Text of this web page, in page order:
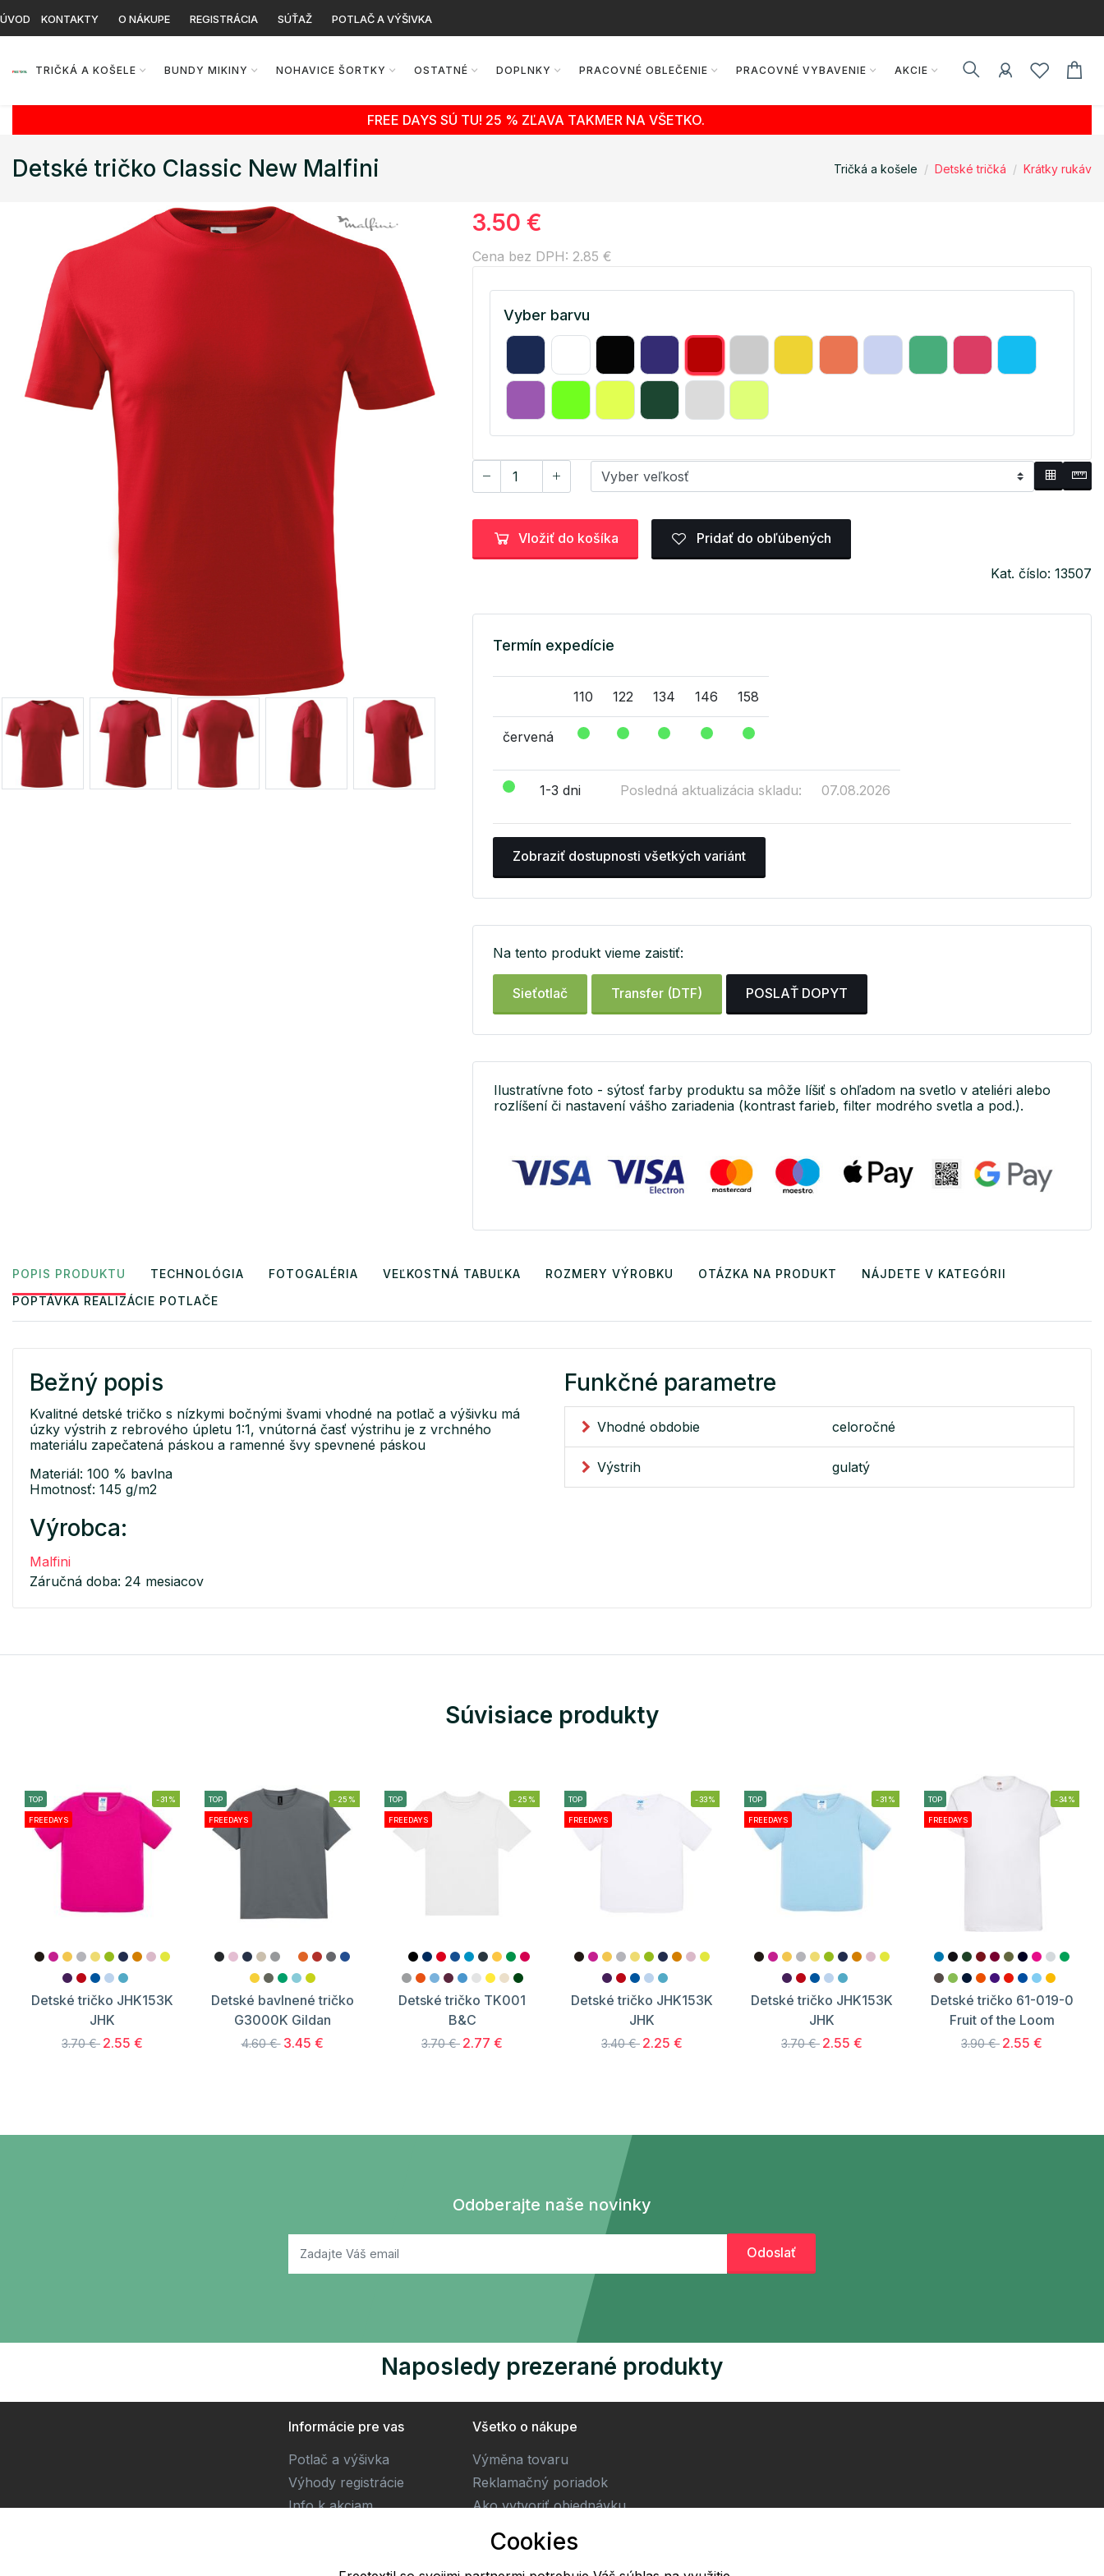
ÚVOD KONTAKTY O NÁKUPE REGISTRÁCIA SÚŤAŽ POTLAČ A VÝŠIVKA
TRIČKÁ A KOŠELE BUNDY MIKINY NOHAVICE ŠORTKY OSTATNÉ DOPLNKY PRACOVNÉ OBLEČENIE PRACOVNÉ VYBAVENIE AKCIE
FREE DAYS SÚ TU! 25 % ZĽAVA TAKMER NA VŠETKO.
Detské tričko Classic New Malfini Tričká a košele Detské tričká Krátky rukáv
3.50 €
Cena bez DPH: 2.85 €
Vyber barvu
Vložiť do košíka Pridať do obľúbených
Kat. číslo: 13507
Termín expedície
110 122 134 146 158
červená
1-3 dni Posledná aktualizácia skladu: 07.08.2026
Zobraziť dostupnosti všetkých variánt
Na tento produkt vieme zaistiť:
Sieťotlač Transfer (DTF) POSLAŤ DOPYT
Ilustratívne foto - sýtosť farby produktu sa môže líšiť s ohľadom na svetlo v ateliéri alebo
rozlíšení či nastavení vášho zariadenia (kontrast farieb, filter modrého svetla a pod.).
POPIS PRODUKTU TECHNOLÓGIA FOTOGALÉRIA VEĽKOSTNÁ TABUĽKA ROZMERY VÝROBKU OTÁZKA NA PRODUKT
NÁJDETE V KATEGÓRII
POPTÁVKA REALIZÁCIE POTLAČE
Bežný popis
Kvalitné detské tričko s nízkymi bočnými švami vhodné na potlač a výšivku má
úzky výstrih z rebrového úpletu 1:1, vnútorná časť výstrihu je z vrchného
materiálu zapečatená páskou a ramenné švy spevnené páskou
Materiál: 100 % bavlna
Hmotnosť: 145 g/m2
Výrobca:
Malfini
Záručná doba: 24 mesiacov
Funkčné parametre
Vhodné obdobie celoročné
Výstrih gulatý
Súvisiace produkty
TOP
FREEDAYS
-31%
Detské tričko JHK153K
JHK
3.70 € 2.55 €
TOP
FREEDAYS
-25%
Detské bavlnené tričko
G3000K Gildan
4.60 € 3.45 €
TOP
FREEDAYS
-25%
Detské tričko TK001
B&C
3.70 € 2.77 €
TOP
FREEDAYS
-33%
Detské tričko JHK153K
JHK
3.40 € 2.25 €
TOP
FREEDAYS
-31%
Detské tričko JHK153K
JHK
3.70 € 2.55 €
TOP
FREEDAYS
-34%
Detské tričko 61-019-0
Fruit of the Loom
3.90 € 2.55 €
Odoberajte naše novinky
Naposledy prezerané produkty
Informácie pre vas
Potlač a výšivka
Výhody registrácie
Info k akciam
Všetko o nákupe
Výměna tovaru
Reklamačný poriadok
Ako vytvoriť objednávku
Obchodné podmienky
Doprava
Cookies